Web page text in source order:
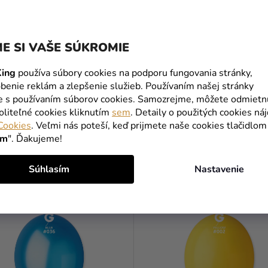
SI VAŠE SÚKROMIE
používa súbory cookies na podporu fungovania stránky,
reklám a zlepšenie služieb. Používaním našej stránky
s používaním súborov cookies. Samozrejme, môžete
cookies kliknutím sem. Detaily o použitých cookies
. Veľmi nás poteší, keď prijmete naše cookies tlačidlom
". Ďakujeme!
Nastavenie
Súhlasím
chystátedetskú oslavu, rozlúčku so slobodou
až 12 hodín. Je vhodné ich nafúkaťhéliom
farieb.
MOHLO BY VÁS ZAUJÍMAŤ